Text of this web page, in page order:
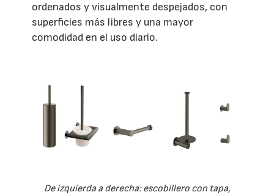
ordenados y visualmente despejados, con
superficies más libres y una mayor
comodidad en el uso diario.
De izquierda a derecha: escobillero con tapa,